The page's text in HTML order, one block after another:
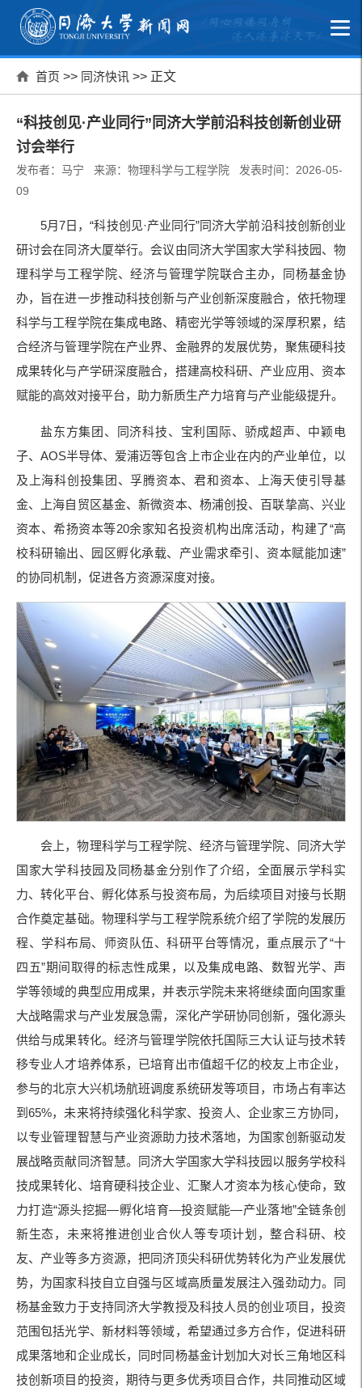
首页 >> 同济快讯 >> 正文
“科技创见·产业同行”同济大学前沿科技创新创业研
讨会举行
发布者：马宁 来源：物理科学与工程学院 发表时间：2026-05-
09
5月7日，“科技创见·产业同行”同济大学前沿科技创新创业
研讨会在同济大厦举行。会议由同济大学国家大学科技园、物
理科学与工程学院、经济与管理学院联合主办，同杨基金协
办，旨在进一步推动科技创新与产业创新深度融合，依托物理
科学与工程学院在集成电路、精密光学等领域的深厚积累，结
合经济与管理学院在产业界、金融界的发展优势，聚焦硬科技
成果转化与产学研深度融合，搭建高校科研、产业应用、资本
赋能的高效对接平台，助力新质生产力培育与产业能级提升。
盐东方集团、同济科技、宝利国际、骄成超声、中颖电
子、AOS半导体、爱浦迈等包含上市企业在内的产业单位，以
及上海科创投集团、孚腾资本、君和资本、上海天使引导基
金、上海自贸区基金、新微资本、杨浦创投、百联挚高、兴业
资本、希扬资本等20余家知名投资机构出席活动，构建了“高
校科研输出、园区孵化承载、产业需求牵引、资本赋能加速”
的协同机制，促进各方资源深度对接。
会上，物理科学与工程学院、经济与管理学院、同济大学
国家大学科技园及同杨基金分别作了介绍，全面展示学科实
力、转化平台、孵化体系与投资布局，为后续项目对接与长期
合作奠定基础。物理科学与工程学院系统介绍了学院的发展历
程、学科布局、师资队伍、科研平台等情况，重点展示了“十
四五”期间取得的标志性成果，以及集成电路、数智光学、声
学等领域的典型应用成果，并表示学院未来将继续面向国家重
大战略需求与产业发展急需，深化产学研协同创新，强化源头
供给与成果转化。经济与管理学院依托国际三大认证与技术转
移专业人才培养体系，已培育出市值超千亿的校友上市企业，
参与的北京大兴机场航班调度系统研发等项目，市场占有率达
到65%，未来将持续强化科学家、投资人、企业家三方协同，
以专业管理智慧与产业资源助力技术落地，为国家创新驱动发
展战略贡献同济智慧。同济大学国家大学科技园以服务学校科
技成果转化、培育硬科技企业、汇聚人才资本为核心使命，致
力打造“源头挖掘—孵化培育—投资赋能—产业落地”全链条创
新生态，未来将推进创业合伙人等专项计划，整合科研、校
友、产业等多方资源，把同济顶尖科研优势转化为产业发展优
势，为国家科技自立自强与区域高质量发展注入强劲动力。同
杨基金致力于支持同济大学教授及科技人员的创业项目，投资
范围包括光学、新材料等领域，希望通过多方合作，促进科研
成果落地和企业成长，同时同杨基金计划加大对长三角地区科
技创新项目的投资，期待与更多优秀项目合作，共同推动区域